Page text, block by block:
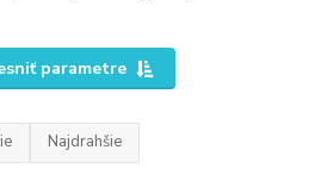
parametre
Najdrahšie